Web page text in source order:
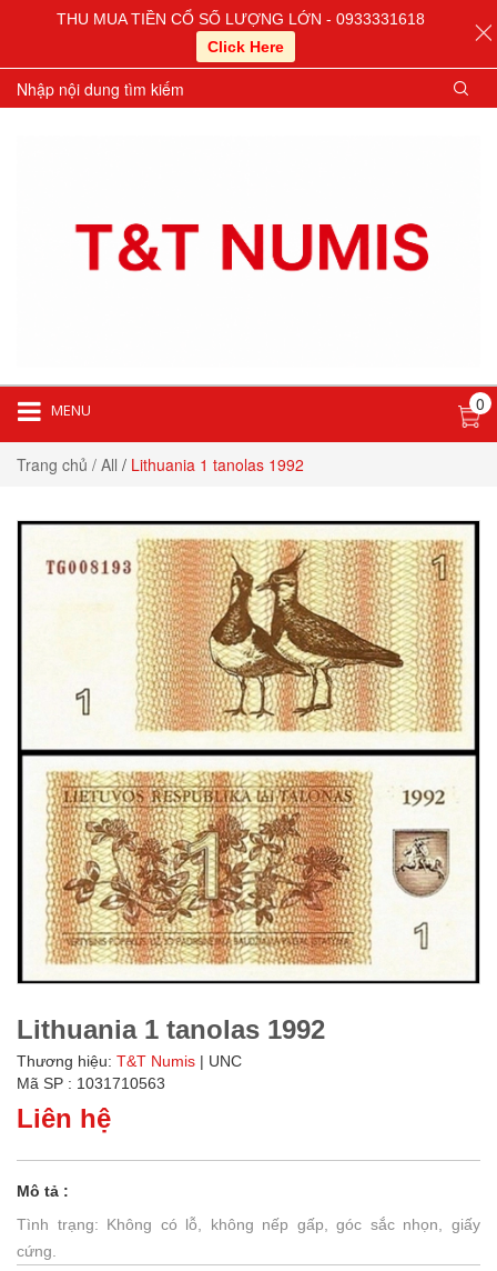
MENU 0
Trang chủ / All / Lithuania 1 tanolas 1992
Lithuania 1 tanolas 1992
Thương hiệu: T&T Numis | UNC
Mã SP : 1031710563
Liên hệ
Mô tả :
Tình trạng: Không có lỗ, không nếp gấp, góc sắc nhọn, giấy
cứng.
THU MUA TIỀN CỔ SỐ LƯỢNG LỚN - 0933331618
Click Here